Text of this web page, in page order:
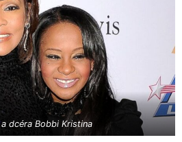
dcéra Bobbi Kristina